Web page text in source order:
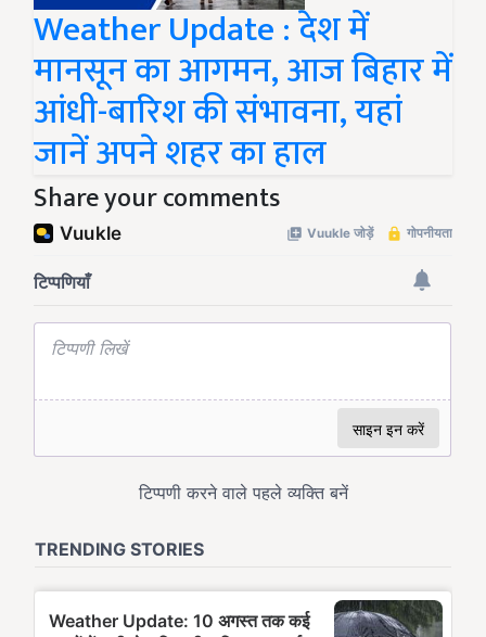
Weather Update : देश में
मानसून का आगमन, आज बिहार में
आंधी-बारिश की संभावना, यहां
जानें अपने शहर का हाल
Share your comments